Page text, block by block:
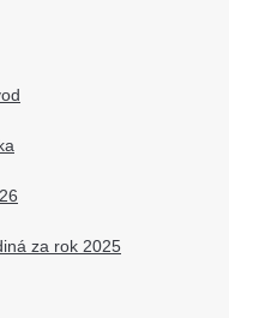
za rok 2025